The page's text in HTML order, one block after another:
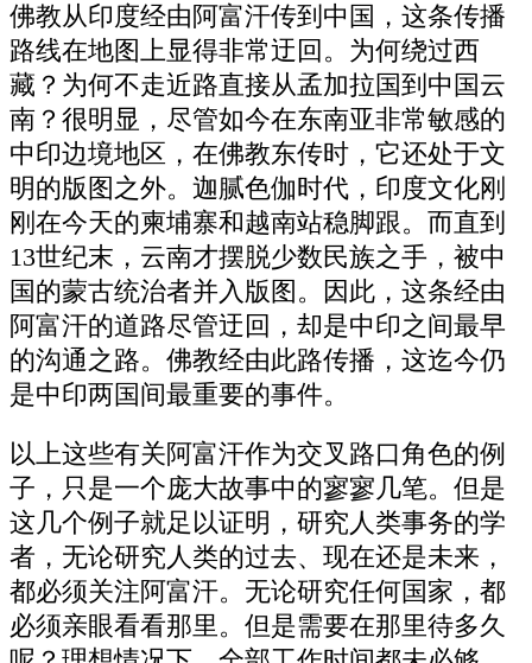
佛教从印度经由阿富汗传到中国，这条传播
路线在地图上显得非常迂回。为何绕过西
藏？为何不走近路直接从孟加拉国到中国云
南？很明显，尽管如今在东南亚非常敏感的
中印边境地区，在佛教东传时，它还处于文
明的版图之外。迦腻色伽时代，印度文化刚
刚在今天的柬埔寨和越南站稳脚跟。而直到
13世纪末，云南才摆脱少数民族之手，被中
国的蒙古统治者并入版图。因此，这条经由
阿富汗的道路尽管迂回，却是中印之间最早
的沟通之路。佛教经由此路传播，这迄今仍
是中印两国间最重要的事件。
以上这些有关阿富汗作为交叉路口角色的例
子，只是一个庞大故事中的寥寥几笔。但是
这几个例子就足以证明，研究人类事务的学
者，无论研究人类的过去、现在还是未来，
都必须关注阿富汗。无论研究任何国家，都
必须亲眼看看那里。但是需要在那里待多久